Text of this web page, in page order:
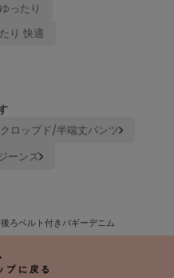
ったり
り 快適
クロップド/半端丈パンツ
ーンズ
後ろベルト付きバギーデニム
プに戻る